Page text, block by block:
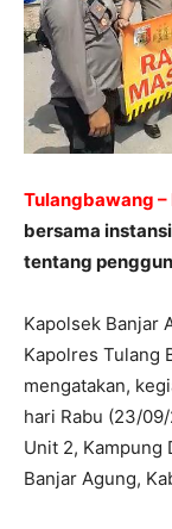
Tulangbawang –
bersama
tentang
Kapolsek Banjar
Kapolres Tulang
mengatakan,
hari Rabu (23/
Unit 2, Kampung
Banjar Agung,